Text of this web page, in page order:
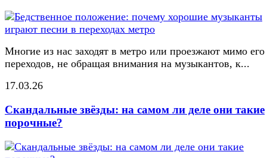
Многие из нас заходят в метро или проезжают мимо его
переходов, не обращая внимания на музыкантов, к...
17.03.26
Скандальные звёзды: на самом ли деле они такие
порочные?